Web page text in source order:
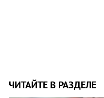
ЧИТАЙТЕ В РАЗДЕЛЕ